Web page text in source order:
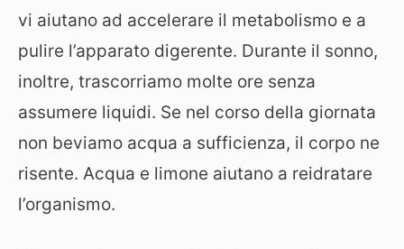
vi aiutano ad accelerare il metabolismo e a
pulire l’apparato digerente. Durante il sonno,
inoltre, trascorriamo molte ore senza
assumere liquidi. Se nel corso della giornata
non beviamo acqua a sufficienza, il corpo ne
risente. Acqua e limone aiutano a reidratare
l’organismo.